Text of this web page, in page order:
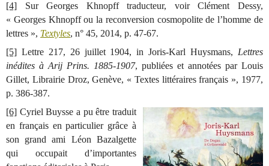
[4] Sur Georges Khnopff traducteur, voir Clément Dessy,
« Georges Khnopff ou la reconversion cosmopolite de l’homme de
lettres », Textyles, n° 45, 2014, p. 47-67.
[5] Lettre 217, 26 juillet 1904, in Joris-Karl Huysmans, Lettres
inédites à Arij Prins. 1885-1907, publiées et annotées par Louis
Gillet, Librairie Droz, Genève, « Textes littéraires français », 1977,
p. 386-387.
[6] Cyriel Buysse a pu être traduit
en français en particulier grâce à
son grand ami Léon Bazalgette
qui occupait d’importantes